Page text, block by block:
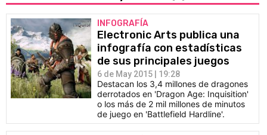
INFOGRAFÍA
Electronic Arts publica una
infografía con estadísticas
de sus principales juegos
6 de May 2015 | 19:28
Destacan los 3,4 millones de dragones
derrotados en 'Dragon Age: Inquisition'
o los más de 2 mil millones de minutos
de juego en 'Battlefield Hardline'.